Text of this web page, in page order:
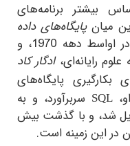
برنامه‌های
پایگاه‌های داده
پرکاربردترین آنها هستند. در اواسط دهه 1970، و
ادگار کاد
پایگاه‌های
سربرآورد، و به
و با گذشت بیش